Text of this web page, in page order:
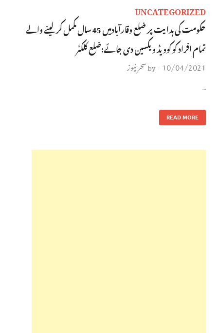
UNCATEGORIZED
حکومت کی ہدایت پر ضلع وقارآبادمیں 45 سال مکمل کرلینے والے
تمام افراد کو کوویڈ ویکسین دی جائے:ضلع کلکٹر
10/04/2021
-
byسحر نیوز
…
READ MORE